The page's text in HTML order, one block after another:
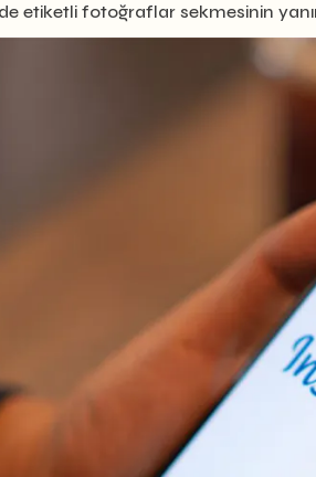
etiketli fotoğraflar sekmesinin